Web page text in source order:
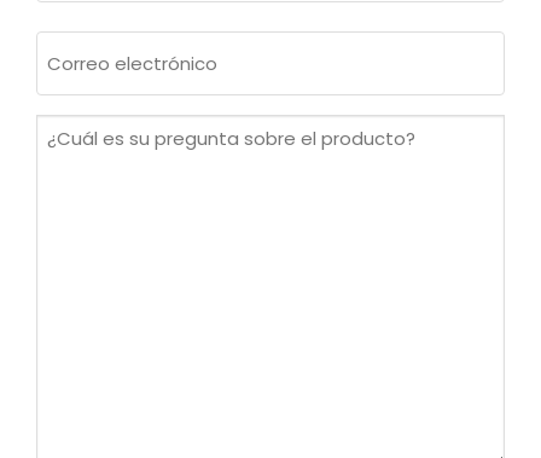
electrónico
¿Cuál